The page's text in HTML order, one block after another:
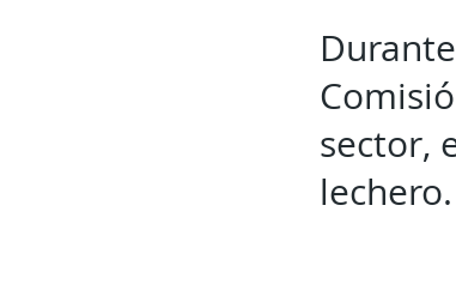
sector,
lechero.